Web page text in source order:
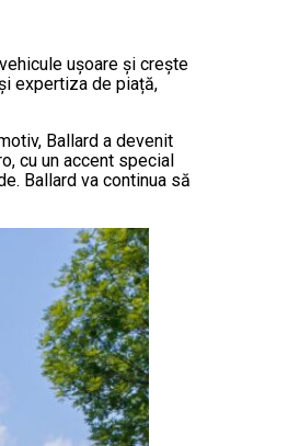
ușoare și crește
expertiza de piață,
Ballard a devenit
cu un accent special
Ballard va continua să